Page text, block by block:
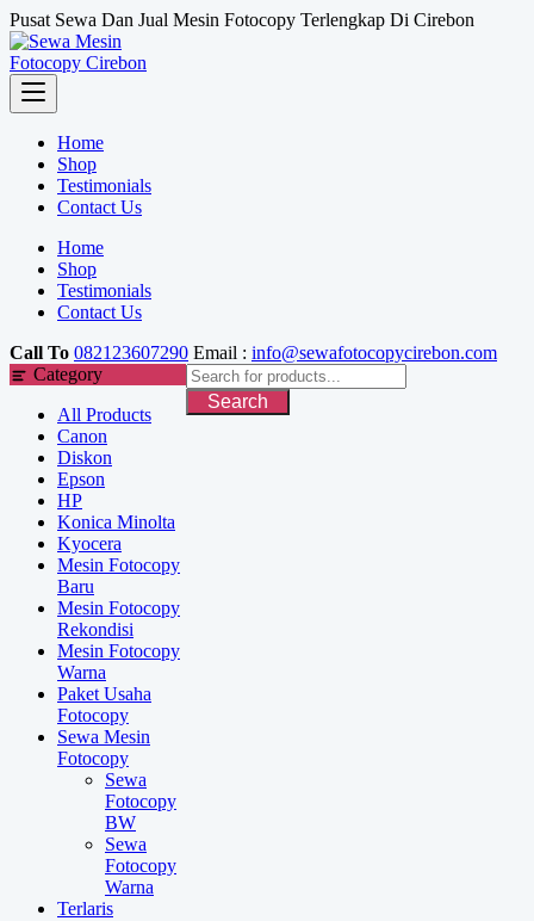
Skip
to
content
Pusat Sewa Dan Jual Mesin Fotocopy Terlengkap Di Cirebon
Home
Shop
Testimonials
Contact Us
Home
Shop
Testimonials
Contact Us
Call To 082123607290 Email : info@sewafotocopycirebon.com
Category
All Products
Canon
Diskon
Epson
HP
Konica Minolta
Kyocera
Mesin Fotocopy
Baru
Mesin Fotocopy
Rekondisi
Mesin Fotocopy
Warna
Paket Usaha
Fotocopy
Sewa Mesin
Fotocopy
Sewa
Fotocopy
BW
Sewa
Fotocopy
Warna
Terlaris
Search